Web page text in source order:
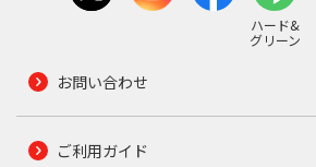
ハード&
グリーン
お問い合わせ
ご利用ガイド